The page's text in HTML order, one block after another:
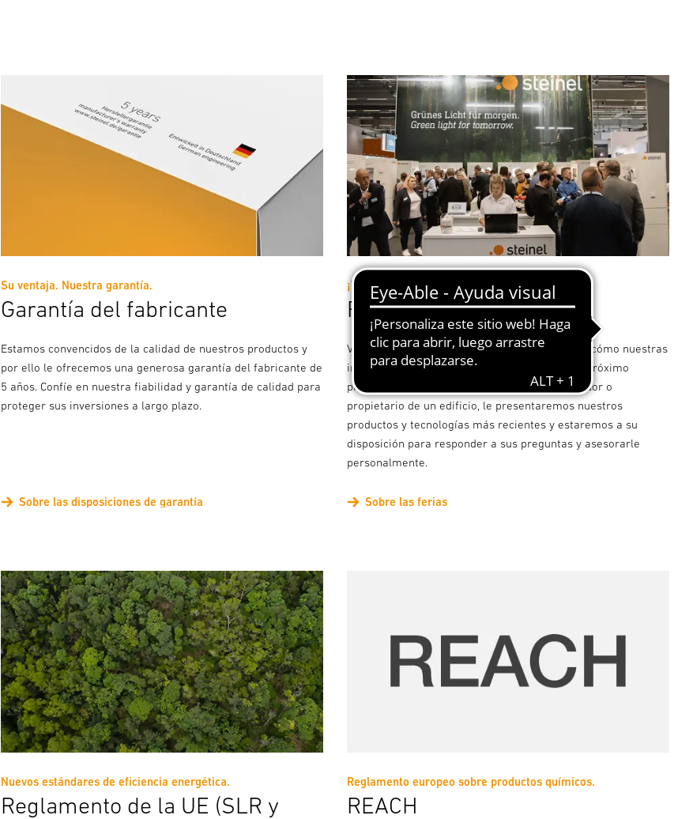
Su ventaja. Nuestra garantía.
Garantía del fabricante
Estamos convencidos de la calidad de nuestros productos y
por ello le ofrecemos una generosa garantía del fabricante de
5 años. Confíe en nuestra fiabilidad y garantía de calidad para
proteger sus inversiones a largo plazo.
Sobre las disposiciones de garantía
¡Venga a conocernos!
Ferias
Visítenos en una de nuestras ferias y descubra cómo nuestras
innovadoras soluciones pueden enriquecer su próximo
proyecto. Tanto si es usted proyectista, instalador o
propietario de un edificio, le presentaremos nuestros
productos y tecnologías más recientes y estaremos a su
disposición para responder a sus preguntas y asesorarle
personalmente.
Sobre las ferias
Nuevos estándares de eficiencia energética.
Reglamento de la UE (SLR y
Reglamento europeo sobre productos químicos.
REACH